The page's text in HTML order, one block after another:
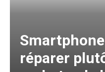
réparer